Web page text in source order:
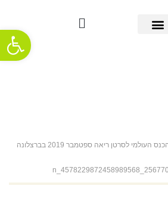
העולמי לסרטן ריאה ספטמבר 2019 בברצלונה
פתח